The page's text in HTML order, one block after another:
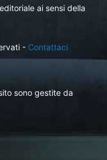
ai sensi della
- Contattaci
sono gestite da